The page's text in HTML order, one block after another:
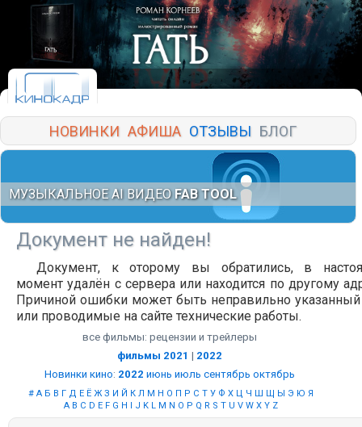
НОВИНКИ АФИША ОТЗЫВЫ БЛОГ
МУЗЫКАЛЬНОЕ AI ВИДЕО FAB TOOL
Документ не найден!
Документ, к оторому вы обратились, в
момент удалён с сервера или находится по другому
Причиной ошибки может быть неправильно указанный
или проводимые на сайте технические работы.
все фильмы: рецензии и трейлеры
фильмы 2021 | 2022
Новинки кино: 2022 июнь июль сентябрь октябрь
# А Б В Г Д Е Ё Ж З И Й К Л М Н О П Р С Т У Ф Х Ц Ч Ш Щ Ы Э Ю Я
A B C D E F G H I J K L M N O P Q R S T U V W X Y Z